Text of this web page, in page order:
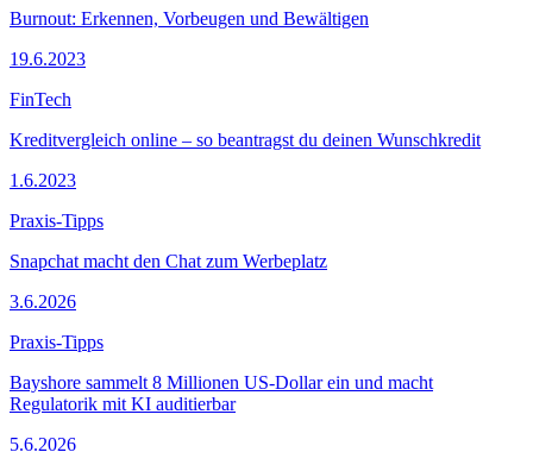
Burnout: Erkennen, Vorbeugen und Bewältigen
19.6.2023
FinTech
Kreditvergleich online – so beantragst du deinen Wunschkredit
1.6.2023
Praxis-Tipps
Snapchat macht den Chat zum Werbeplatz
3.6.2026
Praxis-Tipps
Bayshore sammelt 8 Millionen US-Dollar ein und macht
Regulatorik mit KI auditierbar
5.6.2026